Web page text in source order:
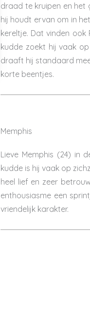
draad te kruipen en het
hij houdt ervan om in
kereltje. Dat vinden ook
kudde zoekt hij vaak
draaft hij standaard
korte beentjes.
Memphis
Lieve Memphis (24) in
kudde is hij vaak op
heel lief en zeer
enthousiasme een
vriendelijk karakter.